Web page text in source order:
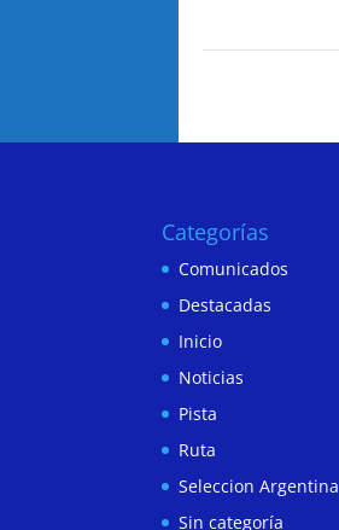
Categorías
Comunicados
Destacadas
Inicio
Noticias
Pista
Ruta
Seleccion Argentina
Sin categoría